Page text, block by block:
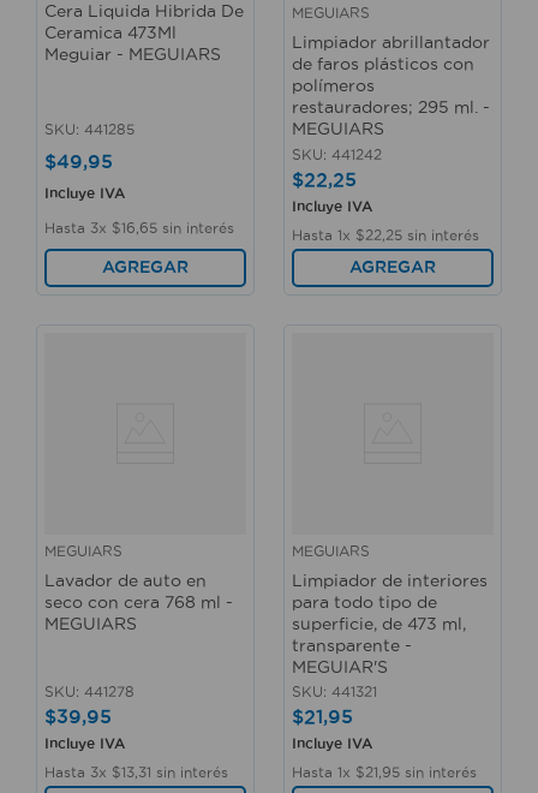
Cera Liquida Hibrida De
Ceramica 473Ml
Meguiar - MEGUIARS
SKU: 441285
$49,95
Incluye IVA
Hasta 3x $16 65 sin interés
AGREGAR
MEGUIARS
Limpiador abrillantador
de faros plásticos con
polímeros
restauradores; 295 ml. -
MEGUIARS
SKU: 441242
$22,25
Incluye IVA
Hasta 1x $22 25 sin interés
AGREGAR
MEGUIARS
Lavador de auto en
seco con cera 768 ml -
MEGUIARS
SKU: 441278
$39,95
Incluye IVA
Hasta 3x $13 31 sin interés
MEGUIARS
Limpiador de interiores
para todo tipo de
superficie, de 473 ml,
transparente -
MEGUIAR'S
SKU: 441321
$21,95
Incluye IVA
Hasta 1x $21 95 sin interés